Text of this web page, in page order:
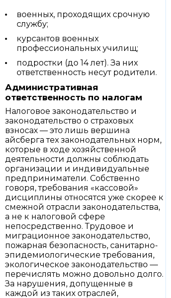
военных, проходящих срочную
службу;
курсантов военных
профессиональных училищ;
подростки (до 14 лет). За них
ответственность несут родители.
Административная
ответственность по налогам
Налоговое законодательство и
законодательство о страховых
взносах — это лишь вершина
айсберга тех законодательных норм,
которые в ходе хозяйственной
деятельности должны соблюдать
организации и индивидуальные
предприниматели. Собственно
говоря, требования «кассовой»
дисциплины относятся уже скорее к
смежной отрасли законодательства,
а не к налоговой сфере
непосредственно. Трудовое и
миграционное законодательство,
пожарная безопасность, санитарно-
эпидемиологические требования,
экологическое законодательство —
перечислять можно довольно долго.
За нарушения, допущенные в
каждой из таких отраслей,